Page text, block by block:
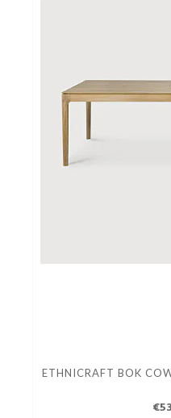
ETHNICRAFT BOK